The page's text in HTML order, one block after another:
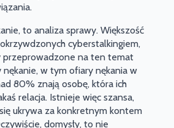
to analiza sprawy. Większość
cyberstalkingiem,
przeprowadzone na ten temat
nękanie, w tym ofiary nękania w
80% znają osobę, która ich
relacja. Istnieje więc szansa,
ukrywa za konkretnym kontem
domysły, to nie